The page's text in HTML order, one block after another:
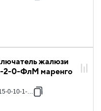
жалюзи
2-0-ФлМ маренго
0-10-1-K35